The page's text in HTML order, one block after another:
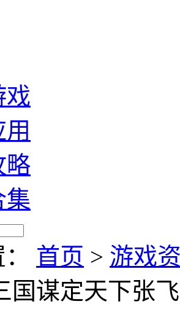
戏
略
集
首页 > 游戏
国谋定天下张